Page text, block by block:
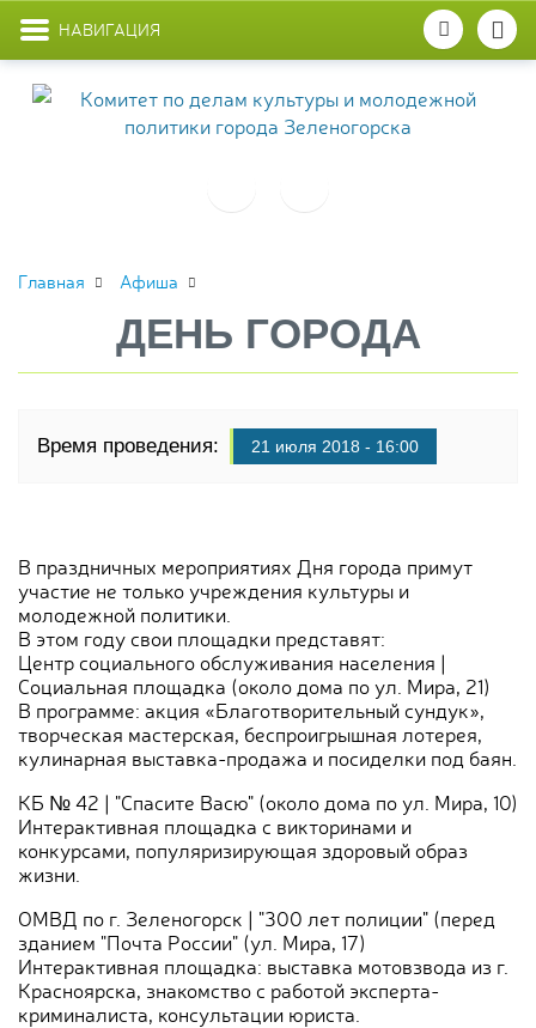
НАВИГАЦИЯ
Главная Афиша
ДЕНЬ ГОРОДА
Время проведения: 21 июля 2018 - 16:00
В праздничных мероприятиях Дня города примут
участие не только учреждения культуры и
молодежной политики.
В этом году свои площадки представят:
Центр социального обслуживания населения |
Социальная площадка (около дома по ул. Мира, 21)
В программе: акция «Благотворительный сундук»,
творческая мастерская, беспроигрышная лотерея,
кулинарная выставка-продажа и посиделки под баян.
КБ № 42 | "Спасите Васю" (около дома по ул. Мира, 10)
Интерактивная площадка с викторинами и
конкурсами, популяризирующая здоровый образ
жизни.
ОМВД по г. Зеленогорск | "300 лет полиции" (перед
зданием "Почта России" (ул. Мира, 17)
Интерактивная площадка: выставка мотовзвода из г.
Красноярска, знакомство с работой эксперта-
криминалиста, консультации юриста.